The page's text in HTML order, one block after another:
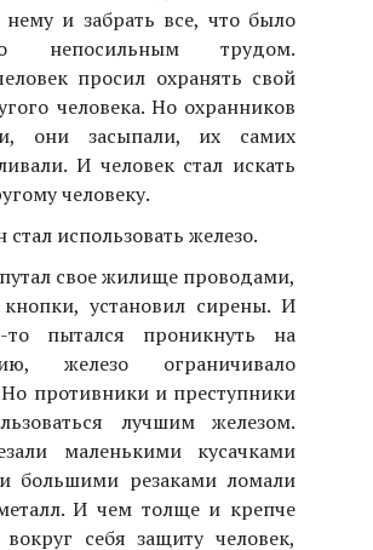
и забрать все, что было
непосильным трудом.
просил охранять свой
человека. Но охранников
они засыпали, их самих
И человек стал искать
человеку.
стал использовать железо.
свое жилище проводами,
кнопки, установил сирены. И
то пытался проникнуть на
железо ограничивало
Но противники и преступники
лучшим железом.
маленькими кусачками
большими резаками ломали
И чем толще и крепче
вокруг себя защиту человек,